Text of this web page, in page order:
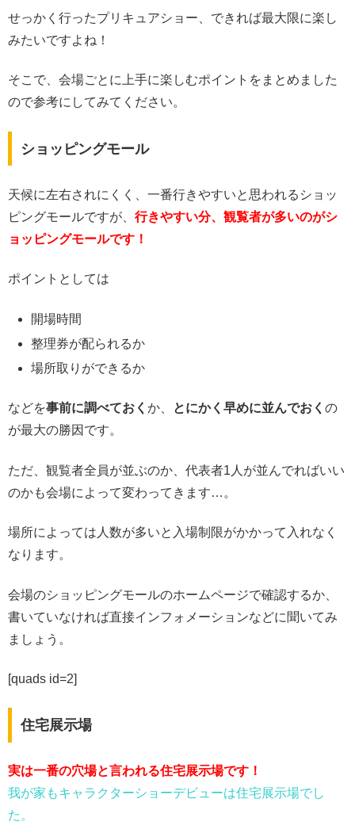
せっかく行ったプリキュアショー、できれば最大限に楽し
みたいですよね！
そこで、会場ごとに上手に楽しむポイントをまとめました
ので参考にしてみてください。
ショッピングモール
天候に左右されにくく、一番行きやすいと思われるショッ
ピングモールですが、 行きやすい分、観覧者が多いのがシ
ョッピングモールです！
ポイントとしては
開場時間
整理券が配られるか
場所取りができるか
などを事前に調べておく か、 とにかく早めに並んでおく の
が最大の勝因です。
ただ、観覧者全員が並ぶのか、代表者1人が並んでればいい
のかも会場によって変わってきます…。
場所によっては人数が多いと入場制限がかかって入れなく
なります。
会場のショッピングモールのホームページで確認するか、
書いていなければ直接インフォメーションなどに聞いてみ
ましょう。
[quads id=2]
住宅展示場
実は一番の穴場と言われる住宅展示場です！
我が家もキャラクターショーデビューは住宅展示場でし
た。